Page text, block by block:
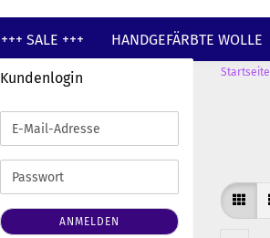
+++ SALE +++ HANDGEFÄRBTE WOLLE
GUTSCHEINE
Startseite
Kundenlogin
E-
Mail-
Adresse
Passwort
ANMELDEN